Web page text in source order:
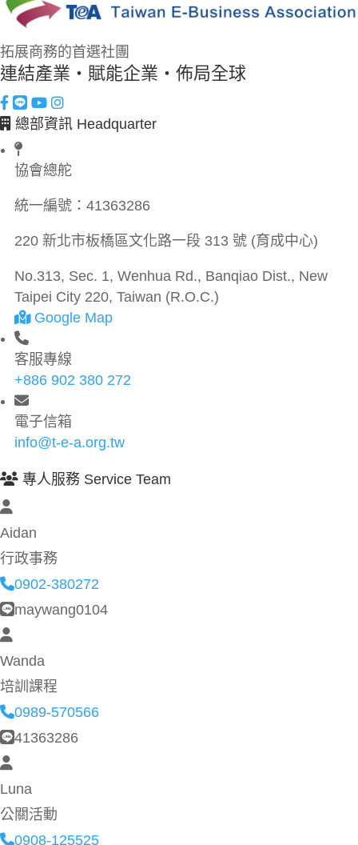
拓展商務的首選社團
連結產業・賦能企業・佈局全球
總部資訊 Headquarter
協會總舵
統一編號： 41363286
220 新北市板橋區文化路一段 313 號 (育成中心)
No.313, Sec. 1, Wenhua Rd., Banqiao Dist., New
Taipei City 220, Taiwan (R.O.C.)
Google Map
客服專線
+886 902 380 272
電子信箱
info@t-e-a.org.tw
專人服務 Service Team
Aidan
行政事務
0902-380272
maywang0104
Wanda
培訓課程
0989-570566
41363286
Luna
公關活動
0908-125525